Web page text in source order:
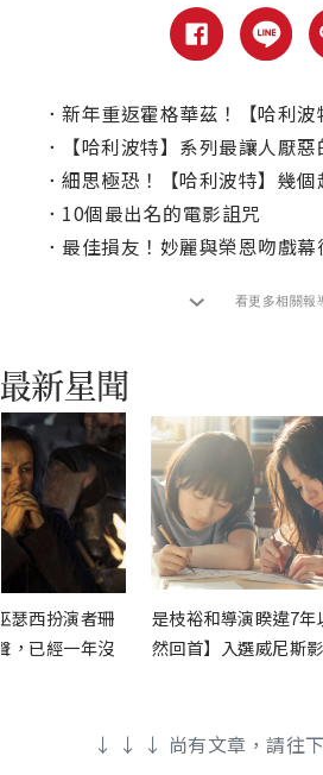
． 新年重返霍格華茲！【哈利波特
．
【哈利波特】系列最讓人厭
． 細思極恐！【哈利波特】幾
． 10個最出名的電影詛咒
． 最佳損友！妙麗與榮恩吻戲幕
看更多相關報
瑟西扮演者珊
，已經一年沒
是枝裕和導演睽違7年
然回首】入選威尼斯
↓ ↓ ↓ 尚有文章，請往